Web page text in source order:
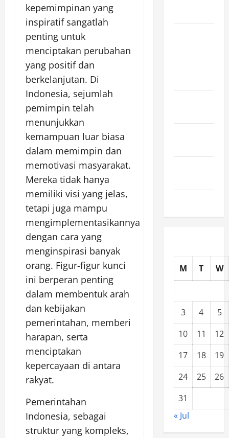
kepemimpinan yang
inspiratif sangatlah
penting untuk
menciptakan perubahan
yang positif dan
berkelanjutan. Di
Indonesia, sejumlah
pemimpin telah
menunjukkan
kemampuan luar biasa
dalam memimpin dan
memotivasi masyarakat.
Mereka tidak hanya
memiliki visi yang jelas,
tetapi juga mampu
mengimplementasikannya
dengan cara yang
menginspirasi banyak
orang. Figur-figur kunci
ini berperan penting
dalam membentuk arah
dan kebijakan
pemerintahan, memberi
harapan, serta
menciptakan
kepercayaan di antara
rakyat.
Pemerintahan
Indonesia, sebagai
struktur yang kompleks,
M T W
3 4
5
10
11
12
17
18
19
24
25
26
31
« Jul